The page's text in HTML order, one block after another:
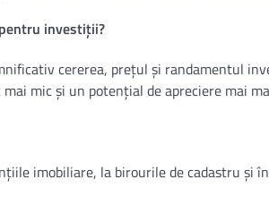
investiții?
cererea, prețul și randamentul
mic și un potențial de apreciere mai
imobiliare, la birourile de cadastru și